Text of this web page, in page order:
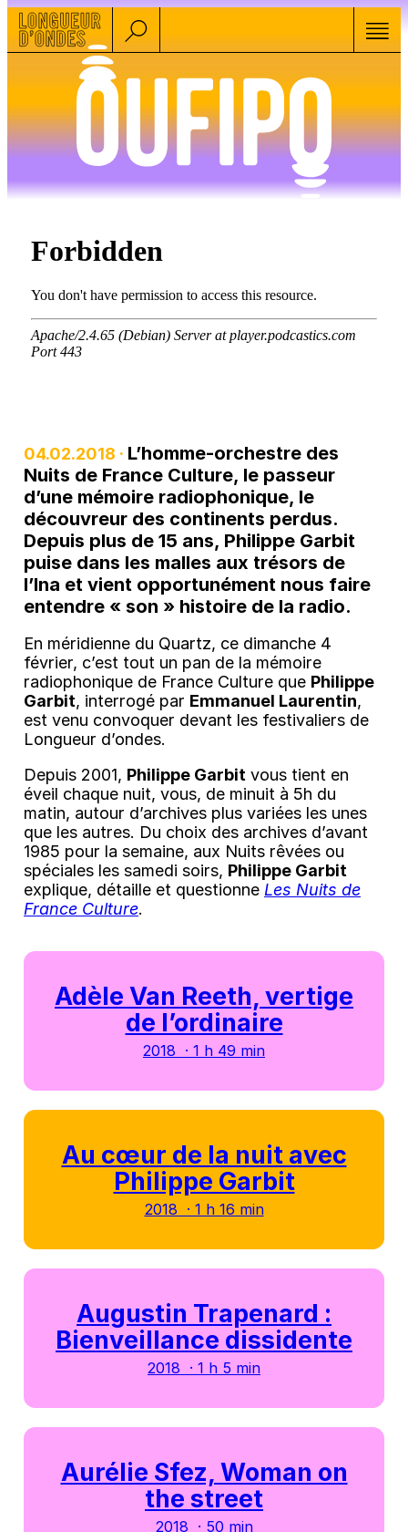
04.02.2018 · L’homme-orchestre des
Nuits de France Culture, le passeur
d’une mémoire radiophonique, le
découvreur des continents perdus.
Depuis plus de 15 ans, Philippe Garbit
puise dans les malles aux trésors de
l’Ina et vient opportunément nous faire
entendre « son » histoire de la radio.
En méridienne du Quartz, ce dimanche 4
février, c’est tout un pan de la mémoire
radiophonique de France Culture que Philippe
Garbit, interrogé par Emmanuel Laurentin,
est venu convoquer devant les festivaliers de
Longueur d’ondes.
Depuis 2001, Philippe Garbit vous tient en
éveil chaque nuit, vous, de minuit à 5h du
matin, autour d’archives plus variées les unes
que les autres. Du choix des archives d’avant
1985 pour la semaine, aux Nuits rêvées ou
spéciales les samedi soirs, Philippe Garbit
explique, détaille et questionne Les Nuits de
France Culture.
Adèle Van Reeth, vertige
de l’ordinaire
2018 · 1 h 49 min
Au cœur de la nuit avec
Philippe Garbit
2018 · 1 h 16 min
Augustin Trapenard :
Bienveillance dissidente
2018 · 1 h 5 min
Aurélie Sfez, Woman on
the street
2018 · 50 min